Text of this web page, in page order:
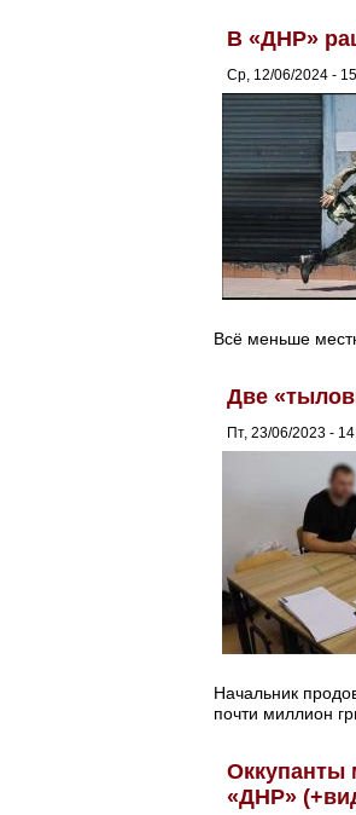
В «ДНР»
Ср, 12/06/2024 -
Всё меньше
Две
Пт, 23/06/2023 -
Начальник
почти миллион
Оккупанты
«ДНР»